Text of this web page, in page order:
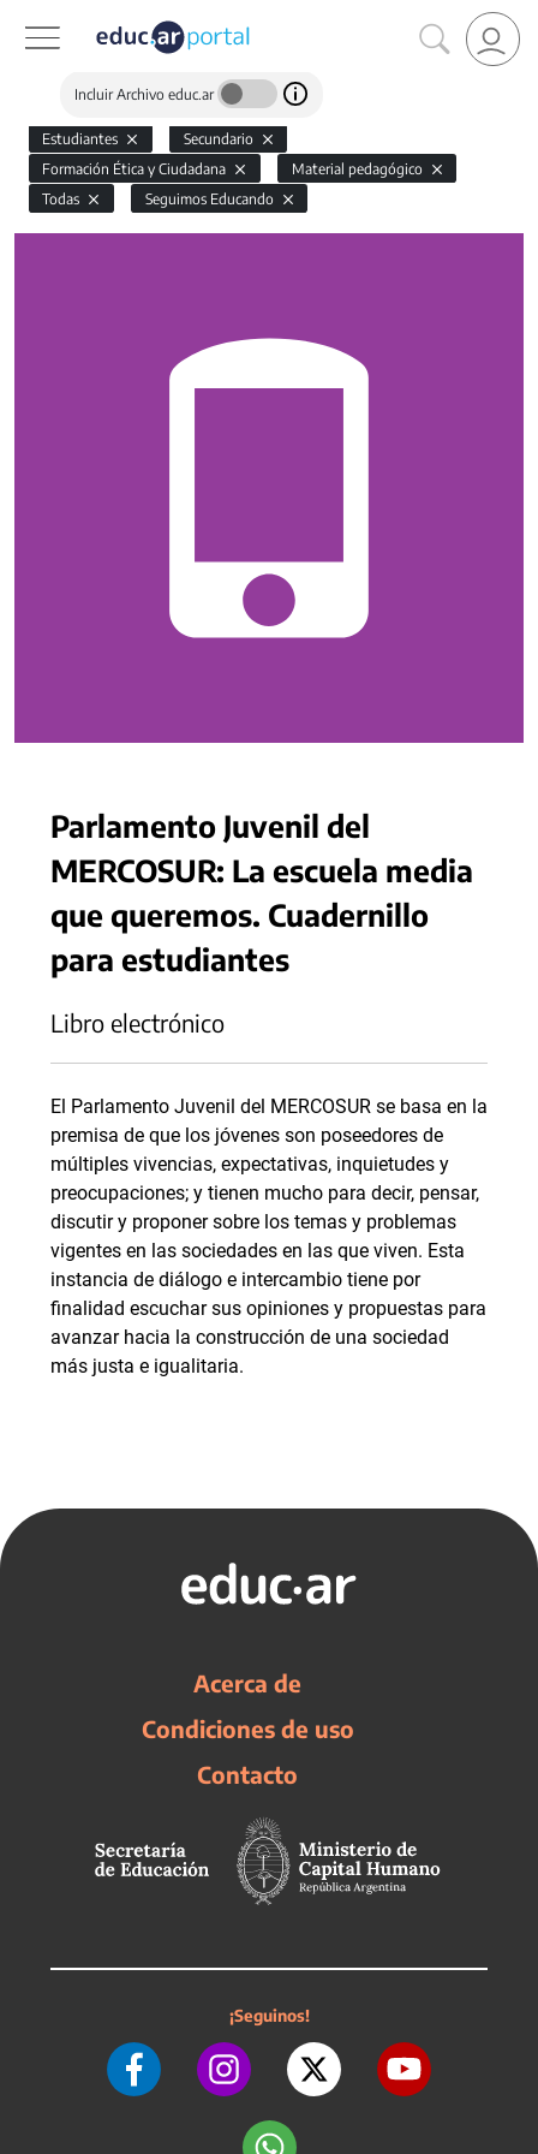
Incluir Archivo educ.ar
Estudiantes
Secundario
Formación Ética y Ciudadana
Material pedagógico
Todas
Seguimos Educando
Parlamento Juvenil del
MERCOSUR: La escuela media
que queremos. Cuadernillo
para estudiantes
Libro electrónico
El Parlamento Juvenil del MERCOSUR se basa en la
premisa de que los jóvenes son poseedores de
múltiples vivencias, expectativas, inquietudes y
preocupaciones; y tienen mucho para decir, pensar,
discutir y proponer sobre los temas y problemas
vigentes en las sociedades en las que viven. Esta
instancia de diálogo e intercambio tiene por
finalidad escuchar sus opiniones y propuestas para
avanzar hacia la construcción de una sociedad
más justa e igualitaria.
Acerca de
Condiciones de uso
Contacto
¡Seguinos!